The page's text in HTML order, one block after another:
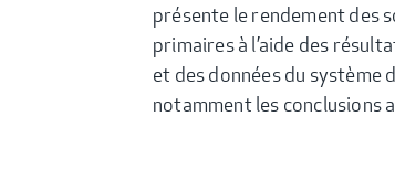
présente le rendement des
primaires à l’aide des
et des données du système
notamment les conclusions